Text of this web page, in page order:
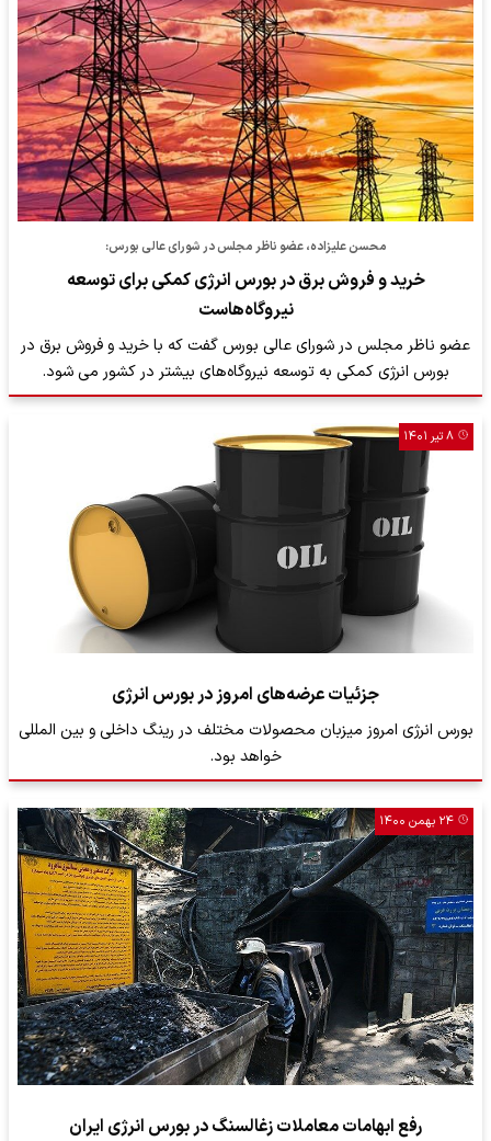
محسن علیزاده، عضو ناظر مجلس در شورای عالی بورس:
خرید و فروش برق در بورس انرژی کمکی برای توسعه
نیروگاه‌هاست
عضو ناظر مجلس در شورای عالی بورس گفت که با خرید و فروش برق در
بورس انرژی کمکی به توسعه نیروگاه‌های بیشتر در کشور می شود.
۸ تیر ۱۴۰۱
جزئیات عرضه‌های امروز در بورس انرژی
بورس انرژی امروز میزبان محصولات مختلف در رینگ داخلی و بین المللی
خواهد بود.
۲۴ بهمن ۱۴۰۰
رفع ابهامات معاملات زغالسنگ در بورس انرژی ایران